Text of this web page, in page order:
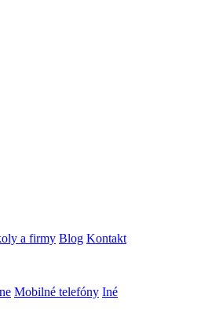
a firmy Blog Kontakt
Mobilné telefóny Iné